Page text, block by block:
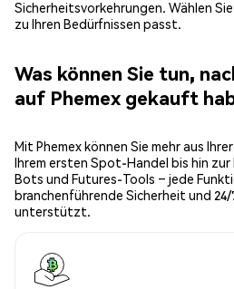
Sicherheitsvorkehrungen. Wählen
zu Ihren Bedürfnissen passt.
Was können Sie tun,
auf Phemex gekauft
Mit Phemex können Sie mehr aus
Ihrem ersten Spot-Handel bis hin
Bots und Futures-Tools – jede
branchenführende Sicherheit und
unterstützt.